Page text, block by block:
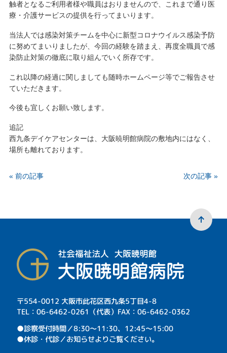
触者となるご利用者様や職員はおりませんので、これまで通り医
療・介護サービスの提供を行ってまいります。
当法人では感染対策チームを中心に新型コロナウイルス感染予防
に努めてまいりましたが、今回の経験を踏まえ、再度全職員で感
染防止対策の徹底に取り組んでいく所存です。
これ以降の経過に関しましても随時ホームページ等でご報告させ
ていただきます。
今後も宜しくお願い致します。
追記
西九条デイケアセンターは、大阪暁明館病院の敷地内にはなく、
場所も離れております。
« 前の記事 次の記事 »
〒554-0012 大阪市此花区西九条5丁目4-8
TEL：06-6462-0261（代表）FAX：06-6462-0362
⁩●診察受付時間／8:30～11:30、12:45～15:00
●休診・代診／お知らせよりご覧ください。